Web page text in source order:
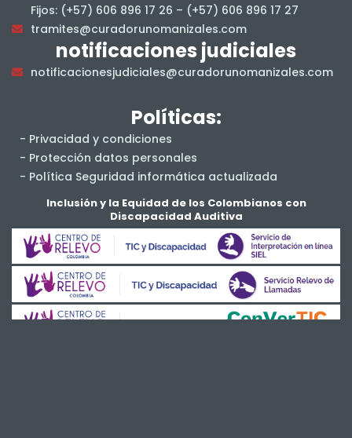
Fijos: (+57) 606 896 17 26 – (+57) 606 896 17 27
tramites@curadorunomanizales.com
notificaciones judiciales
notificacionesjudiciales@curadorunomanizales.com
Políticas:
- Privacidad y condiciones
- Protección datos personales
- Política Seguridad informática actualizada
- Salud y Seguridad en el Trabajo
Inclusión y la Equidad de los Colombianos con
Discapacidad Auditiva